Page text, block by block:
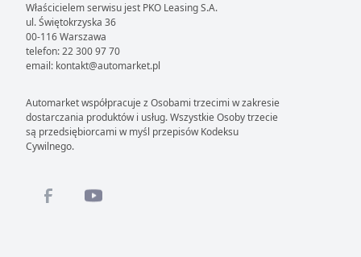
Leasing używanych samochodów Jaguar to propozycja
skrojona na miarę potrzeb zróżnicowanej grupy
klientów, których łączy pragnienie posiadania
wyjątkowego auta.Jest to idealne rozwiązanie dla
swojej firmy pojazdem klasy premium.Jaguar w
firmowej flocie to komunikat o sukcesie, stabilności i
dbałości o najwyższą jakość, co buduje zaufanie w
Z oferty skorzysta również klasa średnia, która
Właścicielem serwisu jest PKO Leasing S.A.
ul. Świętokrzyska 36
00-116 Warszawa
telefon: 22 300 97 70
email: kontakt@automarket.pl
Automarket współpracuje z Osobami trzecimi w zakresie
dostarczania produktów i usług. Wszystkie Osoby trzecie
są przedsiębiorcami w myśl przepisów Kodeksu
Cywilnego.